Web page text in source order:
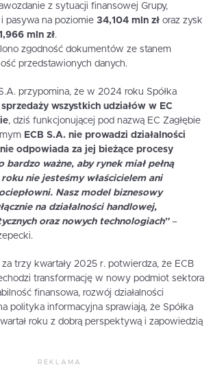
z sytuacji finansowej Grupy,
pasywa na poziomie 34,104 mln zł oraz zysk
mln zł.
zgodność dokumentów ze stanem
przedstawionych danych.
przypomina, że w 2024 roku Spółka
wszystkich udziałów w EC
, dziś funkcjonującej pod nazwą EC Zagłębie
ECB S.A. nie prowadzi działalności
odpowiada za jej bieżące procesy
bardzo ważne, aby rynek miał pełną
nie jesteśmy właścicielem ani
Nasz model biznesowy
na działalności handlowej,
oraz nowych technologiach”–
trzy kwartały 2025 r. potwierdza, że ECB
transformację w nowy podmiot sektora
finansowa, rozwój działalności
polityka informacyjna sprawiają, że Spółka
roku z dobrą perspektywą i zapowiedzią
REKLAMA